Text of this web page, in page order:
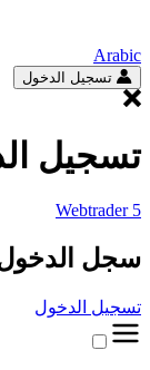
Arabic
تسجيل الدخول
تسجيل
Webtrader 5
سجل الدخول
تسجيل الدخول